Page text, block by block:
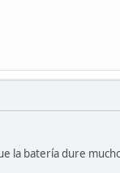
la batería dure